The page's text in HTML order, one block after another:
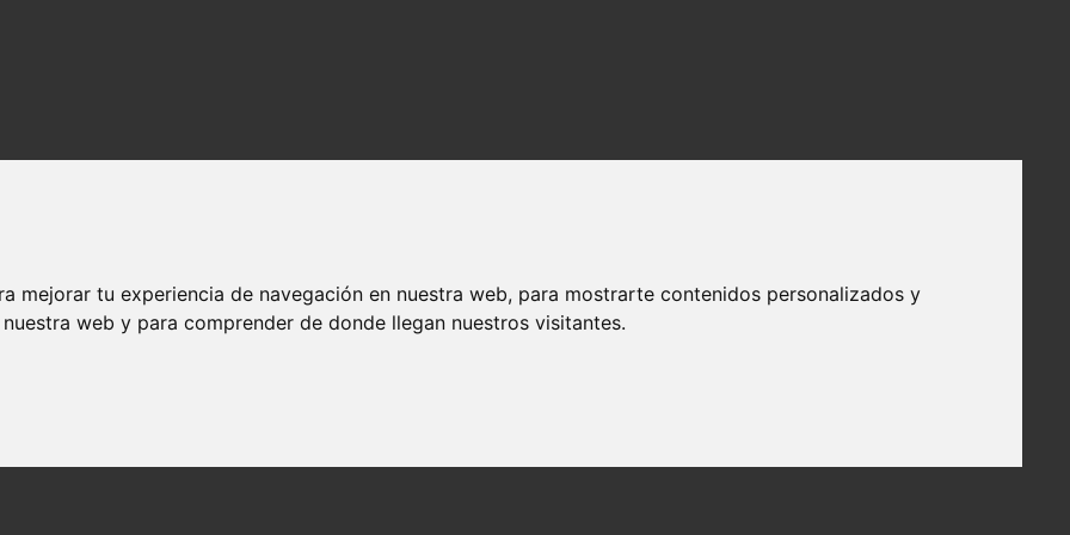
mejorar tu experiencia de navegación en nuestra web, para mostrarte contenidos personalizados y
web y para comprender de donde llegan nuestros visitantes.